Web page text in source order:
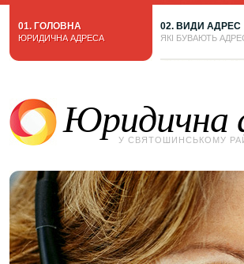
01. ГОЛОВНА
ЮРИДИЧНА АДРЕСА
02. ВИДИ АДРЕС
ЯКІ БУВАЮТЬ
Юридична
У СВЯТОШИНСЬКОМУ